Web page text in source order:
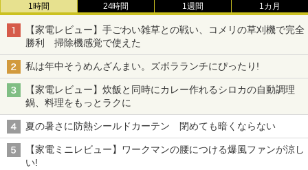
1時間 24時間 1週間 1カ月
【家電レビュー】手ごわい雑草との戦い、コメリの草刈機で完全
勝利 掃除機感覚で使えた
私は年中そうめんざんまい。ズボラランチにぴったり!
【家電レビュー】炊飯と同時にカレー作れるシロカの自動調理
鍋、料理をもっとラクに
夏の暑さに防熱シールドカーテン 閉めても暗くならない
【家電ミニレビュー】ワークマンの腰につける爆風ファンが涼し
い!